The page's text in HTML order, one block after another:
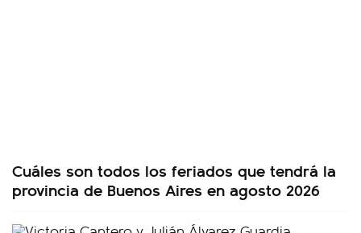
Cuáles son todos los feriados que tendrá la
provincia de Buenos Aires en agosto 2026